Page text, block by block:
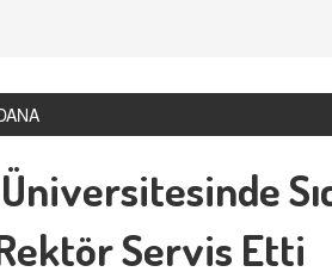
Servis Etti